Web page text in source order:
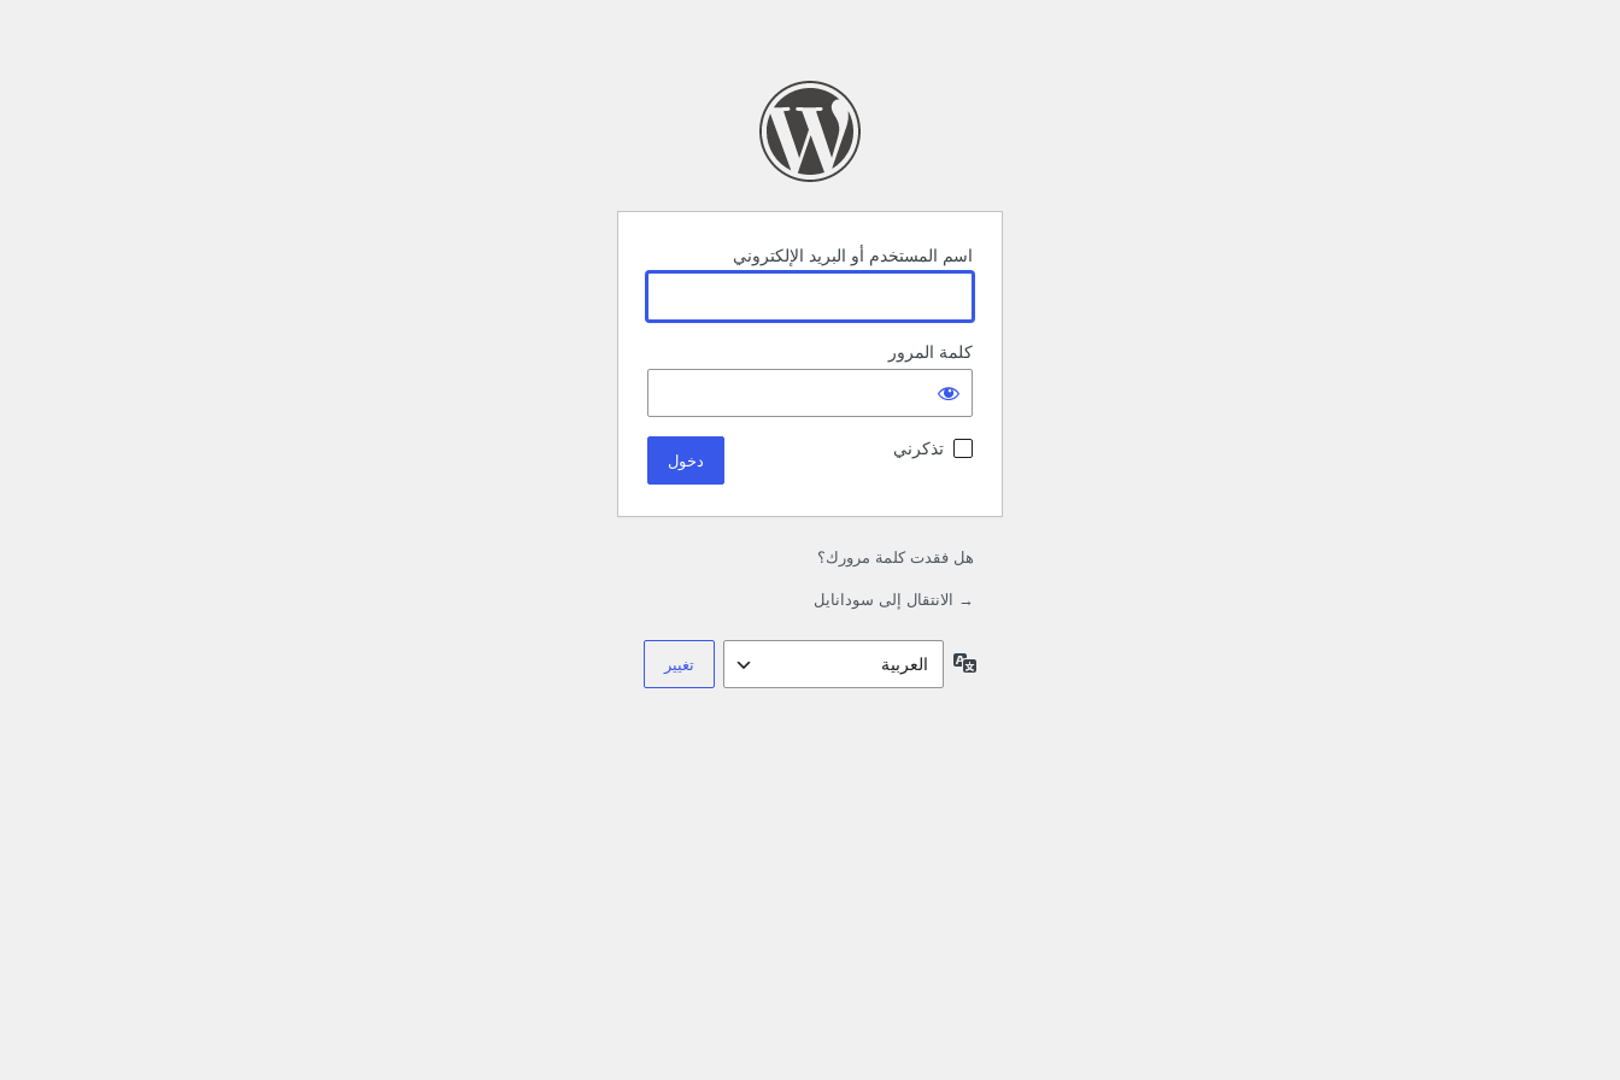
اسم المستخدم أو البريد الإلكتروني
كلمة المرور
تذكرني
هل فقدت كلمة مرورك؟
→ الانتقال إلى سودانايل
اللغة